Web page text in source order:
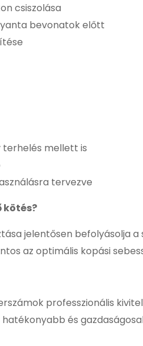
csiszolása
bevonatok előtt
mellett is
tervezve
kötés?
jelentősen befolyásolja
az optimális kopási
professzionális
és